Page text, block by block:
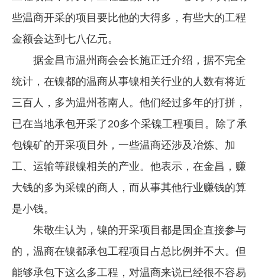
些温商开采的项目要比他的大得多，有些大的工程
金额会达到七八亿元。
据金昌市温州商会会长施正迁介绍，据不完全
统计，在镍都的温商从事镍相关行业的人数有将近
三百人，多为温州苍南人。他们经过多年的打拼，
已在当地承包开采了20多个采镍工程项目。除了承
包镍矿的开采项目外，一些温商还涉及冶炼、加
工、运输等跟镍相关的产业。他表示，在金昌，赚
大钱的多为采镍的商人，而从事其他行业赚钱的算
是小钱。
朱敬生认为，镍的开采项目都是国企直接参与
的，温商在镍都承包工程项目占总比例并不大。但
能够承包下这么多工程，对温商来说已经很不容易